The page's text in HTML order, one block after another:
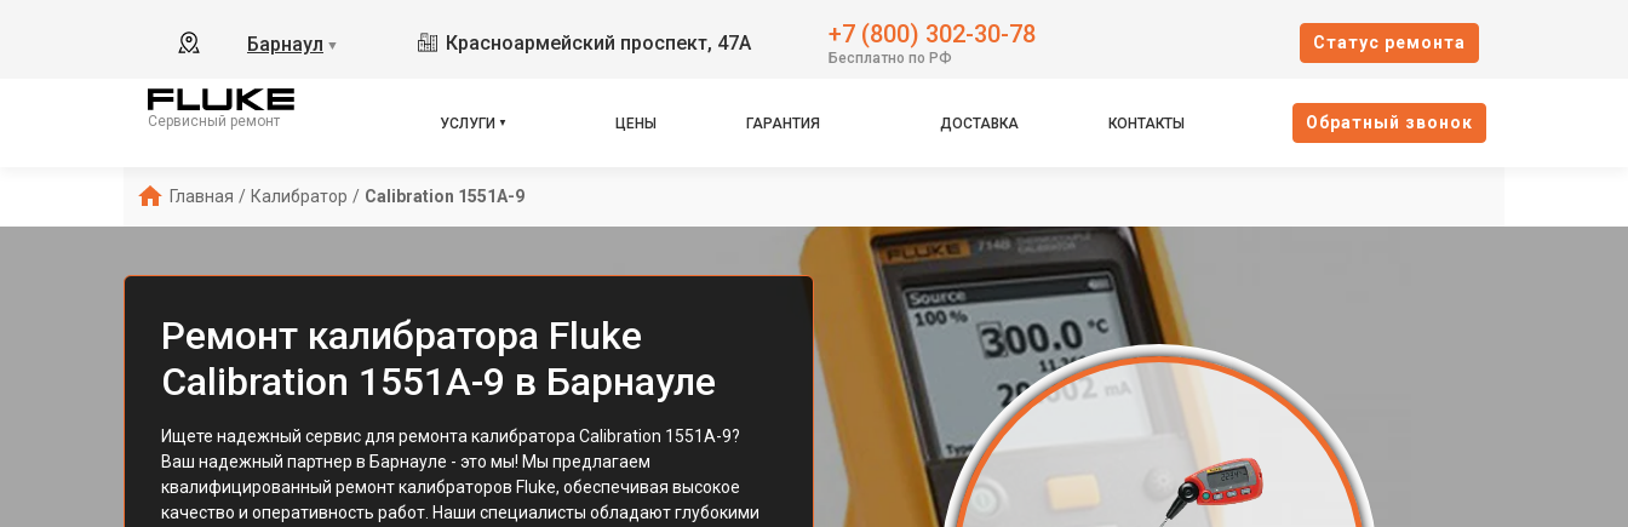
Барнаул ▼ Красноармейский проспект, 47А +7 (800) 302-30-78
Бесплатно по РФ
Cтатус ремонта
Сервисный ремонт УСЛУГИ ЦЕНЫ ГАРАНТИЯ ДОСТАВКА КОНТАКТЫ Oбратный звонок
Главная / Калибратор / Calibration 1551A-9
Ремонт калибратора Fluke
Calibration 1551A-9 в Барнауле
Ищете надежный сервис для ремонта калибратора Calibration 1551A-9?
Ваш надежный партнер в Барнауле - это мы! Мы предлагаем
квалифицированный ремонт калибраторов Fluke, обеспечивая высокое
качество и оперативность работ. Наши специалисты обладают глубокими